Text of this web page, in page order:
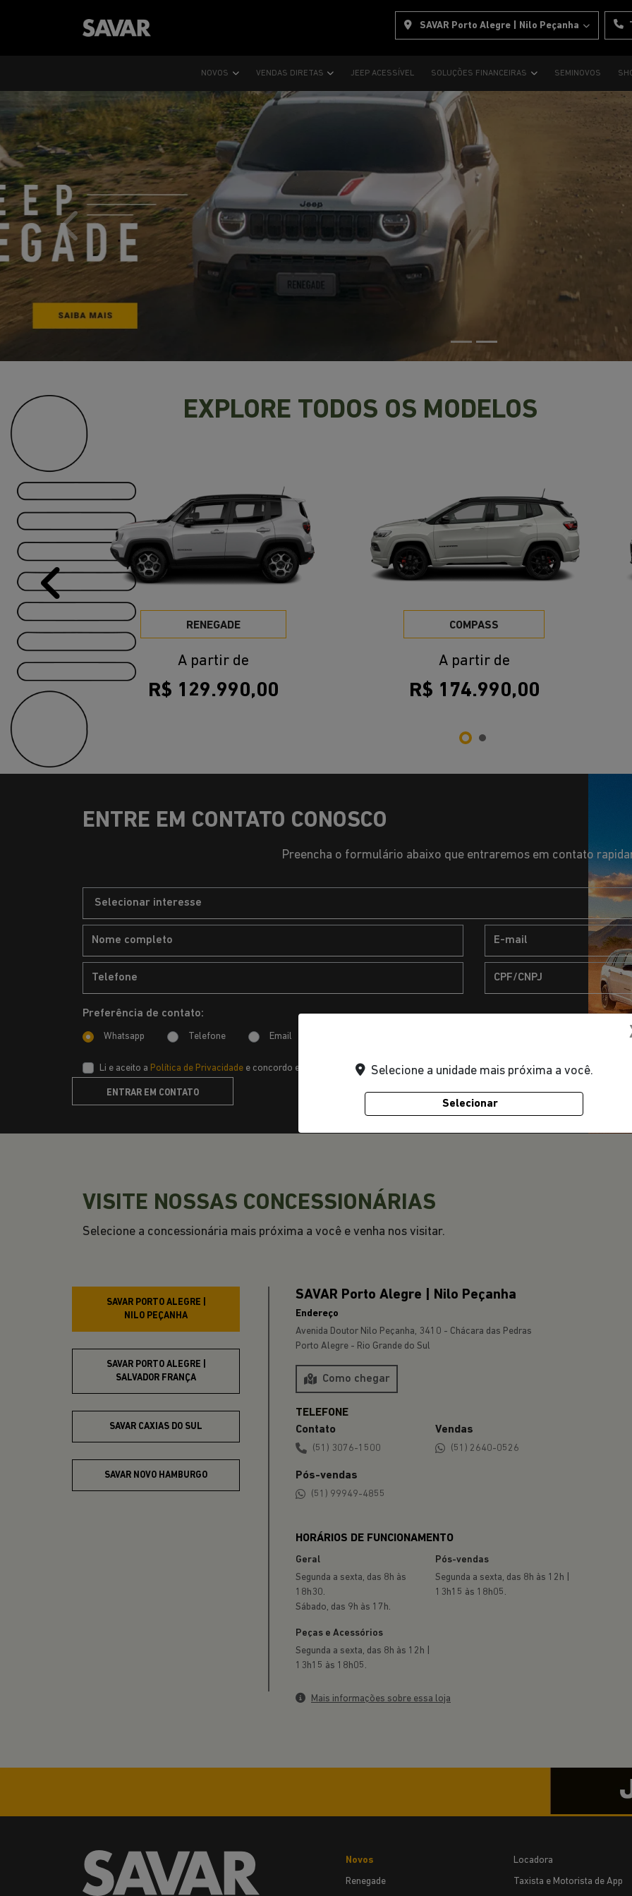
SAVAR Porto Alegre | Nilo Peçanha
NOVOS VENDAS DIRETAS JEEP ACESSÍVEL SOLUÇÕES FINANCEIRAS SEMINOVOS
templates.template-01.components.carousel.texts.control_prev
EXPLORE TODOS OS MODELOS
RENEGADE
A partir de
R$ 129.990,00
COMPASS
A partir de
R$ 174.990,00
Anterior
ENTRE EM CONTATO CONOSCO
Preencha o formulário abaixo que entraremos em contato
Preferência de contato:
Whatsapp Telefone Email
Li e aceito a Política de Privacidade e concordo em receber comunicações da concessionária.
ENTRAR EM CONTATO
VISITE NOSSAS CONCESSIONÁRIAS
Selecione a concessionária mais próxima a você e venha nos visitar.
SAVAR PORTO ALEGRE |
NILO PEÇANHA
SAVAR PORTO ALEGRE |
SALVADOR FRANÇA
SAVAR CAXIAS DO SUL
SAVAR NOVO HAMBURGO
SAVAR Porto Alegre | Nilo Peçanha
Endereço
Avenida Doutor Nilo Peçanha, 3410 - Chácara das Pedras
Porto Alegre - Rio Grande do Sul
Como chegar
Contato
(51) 3076-1500
Vendas
(51) 2640-0526
Pós-vendas
(51) 99949-4855
HORÁRIOS DE FUNCIONAMENTO
Geral
Segunda a sexta, das 8h às
18h30.
Sábado, das 9h às 17h.
Pós-vendas
Segunda a sexta, das 8h às 12h |
13h15 às 18h05.
Peças e Acessórios
Segunda a sexta, das 8h às 12h |
13h15 às 18h05.
Mais informações sobre essa loja
Novos
Renegade
Locadora
Taxista e Motorista de App
Selecione a unidade mais próxima a você.
Selecionar